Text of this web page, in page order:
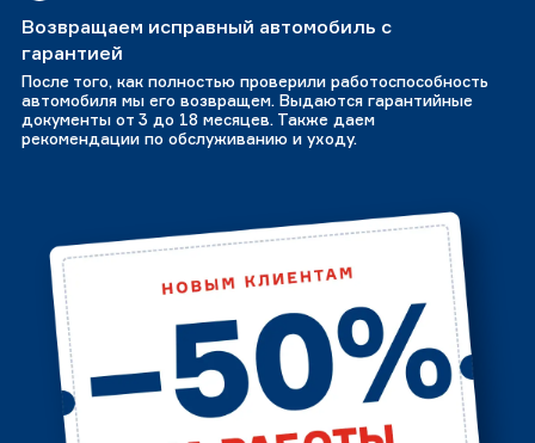
Возвращаем исправный автомобиль с
гарантией
После того, как полностью проверили работоспособность
автомобиля мы его возвращем. Выдаются гарантийные
документы от 3 до 18 месяцев. Также даем
рекомендации по обслуживанию и уходу.